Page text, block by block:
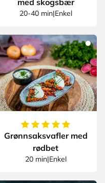
med skogsbær
20-40 min|Enkel
stjerner
5av5stjerner
Grønnsaksvafler med
rødbet
20 min|Enkel